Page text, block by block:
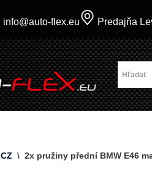
info@auto-flex.eu Predajňa
CZ \ 2x pružiny přední BMW E46